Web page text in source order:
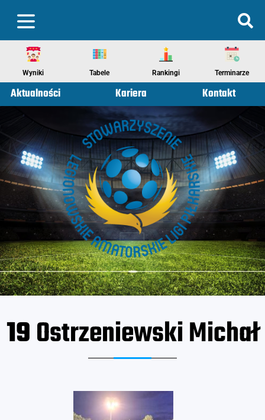
Wyniki Tabele Rankingi Terminarze
Aktualności Kariera Kontakt
19Ostrzeniewski Michał